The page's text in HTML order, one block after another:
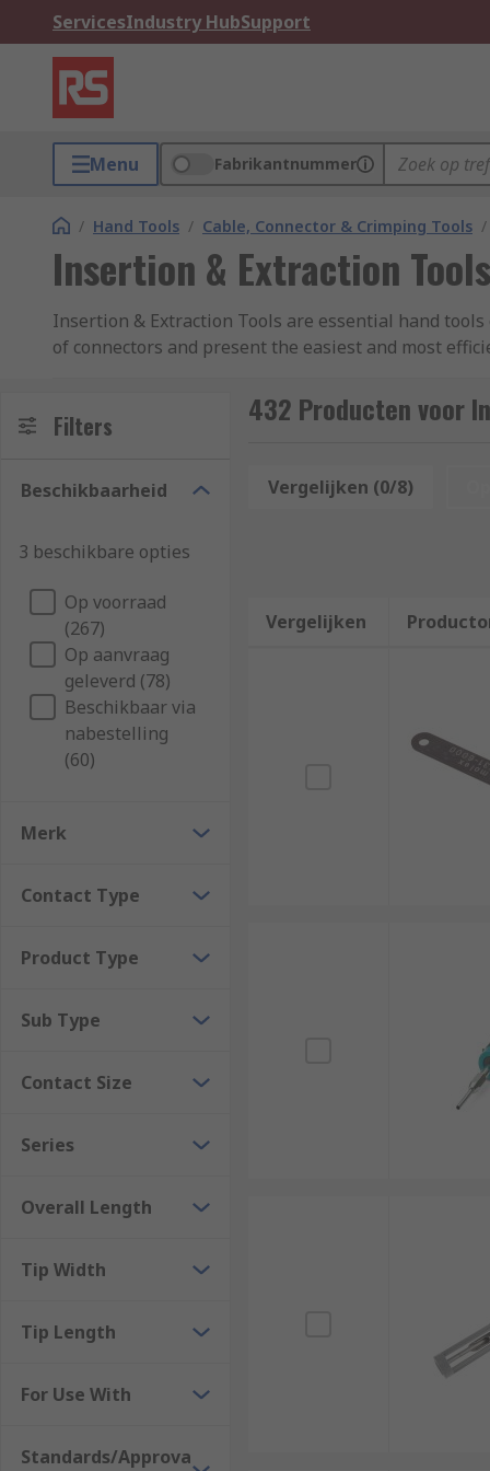
ServicesIndustry HubSupport
Menu Fabrikantnummer
/ Hand Tools / Cable, Connector & Crimping Tools /
Insertion & Extraction Tools
Insertion & Extraction Tools are essential hand
of connectors and present the easiest and most
How do Insertion and Extraction Tools Work
Extraction and Insertion tools can be simple
series. Some tools contain spring-activated buttons
Filters
Beschikbaarheid
3 beschikbare opties
Op voorraad
(267)
Op aanvraag
geleverd (78)
Beschikbaar via
nabestelling
(60)
Merk
Contact Type
Product Type
Sub Type
Contact Size
Series
Overall Length
Tip Width
Tip Length
For Use With
Standards/Approva
432 Producten voor
Vergelijken (0/8)
Vergelijken